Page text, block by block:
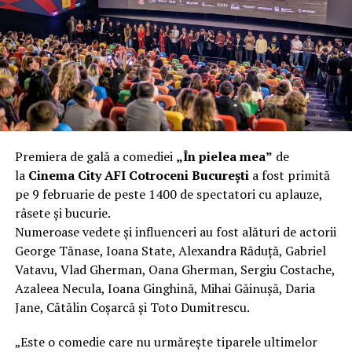
încât nu a mai putut fi pliat. Proprietarul l-a aruncat la
fier vechi a doua zi. Asta ca să fie clar de la început: nu
vorbim despre preferințe estetice, ci despre
funcționalitate reală.
Aluminiul, pe scurt: ușor,
rezistent la coroziune, dar cu
nuanțe
Aluminiul e materialul care apare primul în conversație
când cineva caută un pavilion ușor. Și pe bună dreptate.
Densitatea aluminiului e de aproximativ 2,7 g/cm³, față
de circa 7,8 g/cm³ pentru oțel. Practic, la un volum
identic, aluminiul cântărește cam o treime din greutatea
oțelului. Pentru oricine transportă, montează și
demontează frecvent o structură, diferența asta se
simte enorm.
Premiera de gală a comediei „În pielea mea” de
la Cinema City AFI Cotroceni Bucureștia fost primită
pe 9 februarie de peste 1400 de spectatori cu aplauze,
râsete și bucurie.
Numeroase vedete și influenceri au fost alături de actorii
George Tănase, Ioana State, Alexandra Răduță, Gabriel
Vatavu, Vlad Gherman, Oana Gherman, Sergiu Costache,
Azaleea Necula, Ioana Ginghină, Mihai Găinușă, Daria
Jane, Cătălin Coșarcă și Toto Dumitrescu.
„Este o comedie care nu urmărește tiparele ultimelor